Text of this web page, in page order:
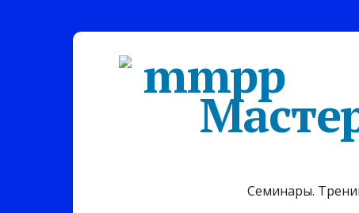
Семинары.